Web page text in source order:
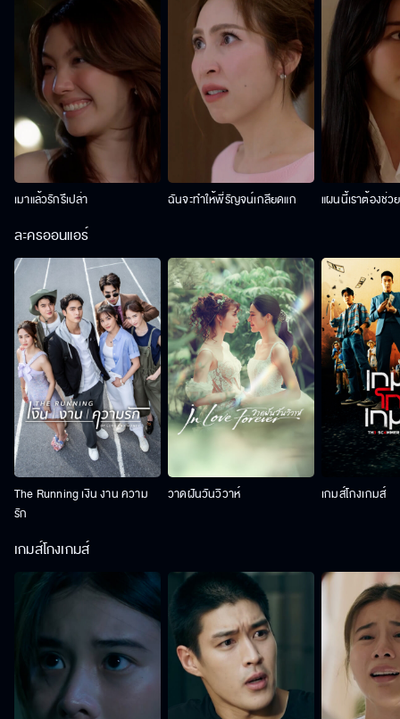
เมาแล้วรักรึเปล่า ฉันจะทำให้พี่รัญจน์เกลียดแก แผนนี้เราต้องช่ว
ละครออนแอร์
The Running เงิน งาน ความ
รัก
วาดฝันวันวิวาห์ เกมส์โกงเกมส์
เกมส์โกงเกมส์